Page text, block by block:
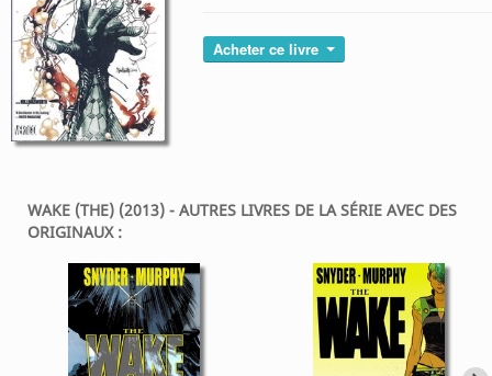
Acheter ce livre
WAKE (THE) (2013) - AUTRES LIVRES DE LA SÉRIE AVEC DES
ORIGINAUX :